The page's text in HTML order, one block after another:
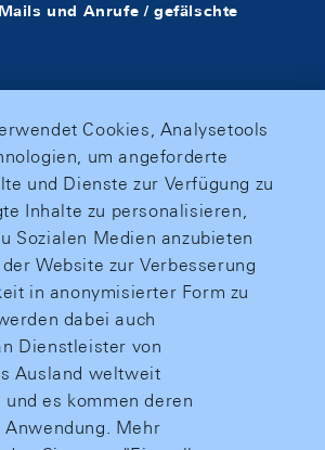
und Anrufe / gefälschte
Cookies, Analysetools
um angeforderte
und Dienste zur Verfügung zu
Inhalte zu personalisieren,
Sozialen Medien anzubieten
Website zur Verbesserung
in anonymisierter Form zu
dabei auch
Dienstleister von
Ausland weltweit
es kommen deren
Mehr